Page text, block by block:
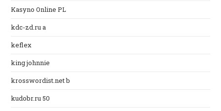
Kasyno Online PL
kdc-zd.ru a
keflex
king johnnie
krosswordist.net b
kudobr.ru 50